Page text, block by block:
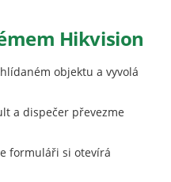
Hikvision
objektu a vyvolá
a dispečer převezme
formuláři si otevírá